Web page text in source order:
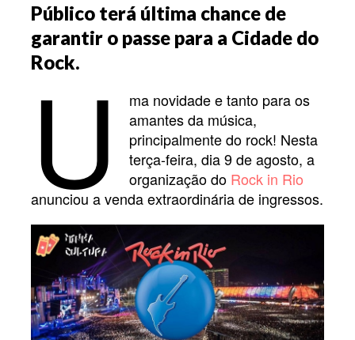
Público terá última chance de
garantir o passe para a Cidade do
Rock.
U
ma novidade e tanto para os
amantes da música,
principalmente do rock! Nesta
terça-feira, dia 9 de agosto, a
organização do Rock in Rio
anunciou a venda extraordinária de ingressos.